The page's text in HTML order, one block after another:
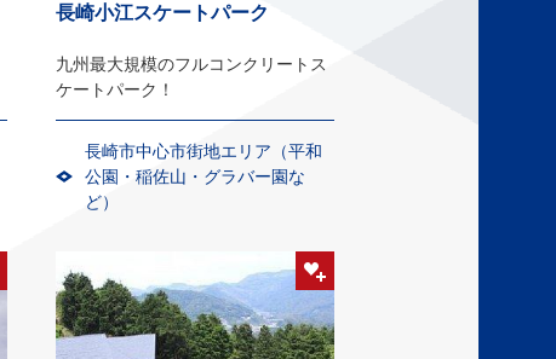
長崎小江スケートパーク
九州最大規模のフルコンクリートス
ケートパーク！
長崎市中心市街地エリア（平和
公園・稲佐山・グラバー園な
ど）